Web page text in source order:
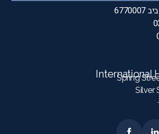
International
Silver